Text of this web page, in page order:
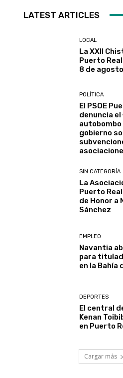
LATEST ARTICLES
LOCAL
La XXII
Puerto
8 de
POLÍTICA
El PSOE
denuncia
autobombo
gobierno
SIN CATEGORÍA
La
Puerto
de Honor a
Sánchez
EMPLEO
Navantia
para
en la Bahía
DEPORTES
El central
Kenan
en Puerto
Cargar más